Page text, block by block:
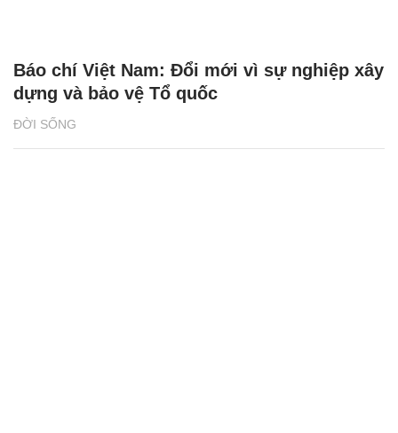
ĐỜI SỐNG
Báo chí Việt Nam: Đổi mới vì sự nghiệp xây
dựng và bảo vệ Tổ quốc